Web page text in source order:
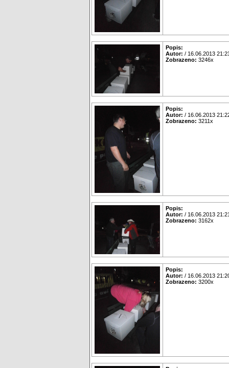
Popis:
Autor: / 16.06.2013
Zobrazeno: 3246x
Popis:
Autor: / 16.06.2013
Zobrazeno: 3211x
Popis:
Autor: / 16.06.2013
Zobrazeno: 3162x
Popis:
Autor: / 16.06.2013
Zobrazeno: 3200x